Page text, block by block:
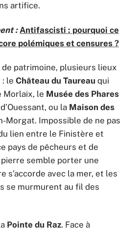
artifice.
: Antifascisti : pourquoi ce
polémiques et censures ?
patrimoine, plusieurs lieux
le Château du Taureau qui
Morlaix, le Musée des Phares
ou la Maison des
Morgat. Impossible de ne pas
lien entre le Finistère et
pays de pêcheurs et de
semble porter une
s’accorde avec la mer, et les
se murmurent au fil des
Pointe du Raz. Face à